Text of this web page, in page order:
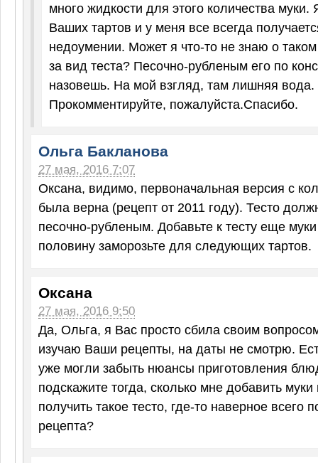
много жидкости для этого количества муки.
Ваших тартов и у меня все всегда
недоумении. Может я что-то не знаю о
за вид теста? Песочно-рубленым его по
назовешь. На мой взгляд, там лишняя вода.
Прокомментируйте, пожалуйста.Спасибо.
Ольга Бакланова
27 мая, 2016 7:07
Оксана, видимо, первоначальная версия с
была верна (рецепт от 2011 году). Тесто
песочно-рубленым. Добавьте к тесту еще
половину заморозьте для следующих тартов.
Оксана
27 мая, 2016 9:50
Да, Ольга, я Вас просто сбила своим
изучаю Ваши рецепты, на даты не смотрю.
уже могли забыть нюансы приготовления
подскажите тогда, сколько мне добавить
получить такое тесто, где-то наверное всего
рецепта?